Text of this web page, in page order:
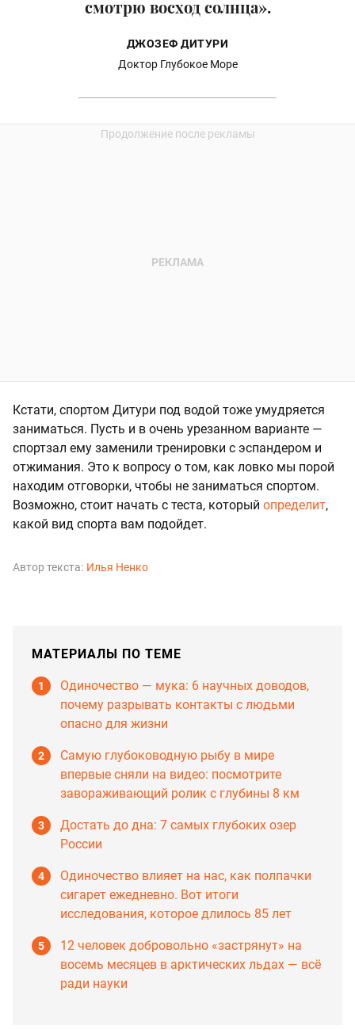
смотрю восход солнца».
ДЖОЗЕФ ДИТУРИ
Доктор Глубокое Море
Кстати, спортом Дитури под водой тоже умудряется
заниматься. Пусть и в очень урезанном варианте —
спортзал ему заменили тренировки с эспандером и
отжимания. Это к вопросу о том, как ловко мы порой
находим отговорки, чтобы не заниматься спортом.
Возможно, стоит начать с теста, который определит,
какой вид спорта вам подойдет.
Автор текста: Илья Ненко
МАТЕРИАЛЫ ПО ТЕМЕ
Одиночество — мука: 6 научных доводов,
почему разрывать контакты с людьми
опасно для жизни
Самую глубоководную рыбу в мире
впервые сняли на видео: посмотрите
завораживающий ролик с глубины 8 км
Достать до дна: 7 самых глубоких озер
России
Одиночество влияет на нас, как полпачки
сигарет ежедневно. Вот итоги
исследования, которое длилось 85 лет
12 человек добровольно «застрянут» на
восемь месяцев в арктических льдах — всё
ради науки